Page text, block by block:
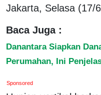
Jakarta, Selasa (17/
Baca Juga :
Danantara Siapkan
Perumahan, Ini
Sponsored